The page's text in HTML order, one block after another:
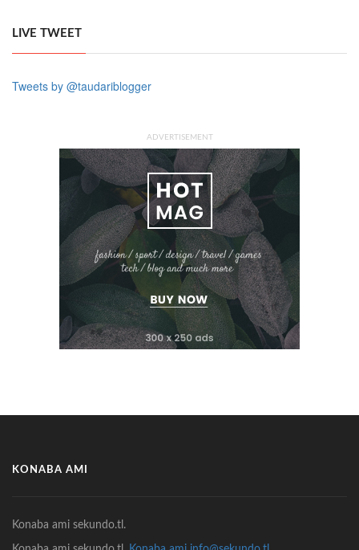
LIVE TWEET
Tweets by @taudariblogger
ADVERTISEMENT
KONABA AMI
Konaba ami sekundo.tl.